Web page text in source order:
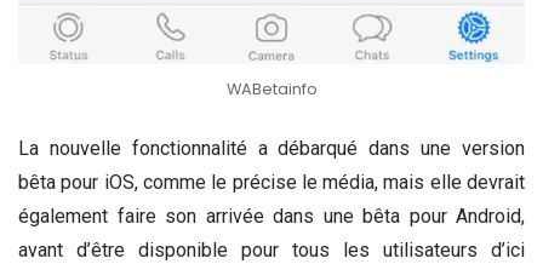
WABetainfo
La nouvelle fonctionnalité a débarqué dans une version
bêta pour iOS, comme le précise le média, mais elle devrait
également faire son arrivée dans une bêta pour Android,
avant d’être disponible pour tous les utilisateurs d’ici